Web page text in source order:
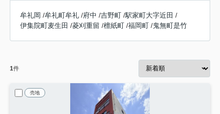
牟礼岡 /牟礼町牟礼 /府中 /吉野町 /駅家町大字近田 /
伊集院町麦生田 /菱刈重留 /檀紙町 /福岡町 /鬼無町是竹
1件
売地